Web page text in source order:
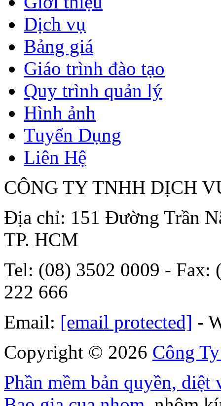
Dịch vụ
Bảng giá
Giáo trình đào tạo
Quy trình quản lý
Hình ảnh
Tuyển Dụng
Liên Hệ
CÔNG TY TNHH DỊCH
Địa chỉ: 151 Đường Trần
TP. HCM
Tel: (08) 3502 0009 -
222 666
Email: [email protected] -
Copyright © 2026 Công
Phần mềm bản quyền, diệt